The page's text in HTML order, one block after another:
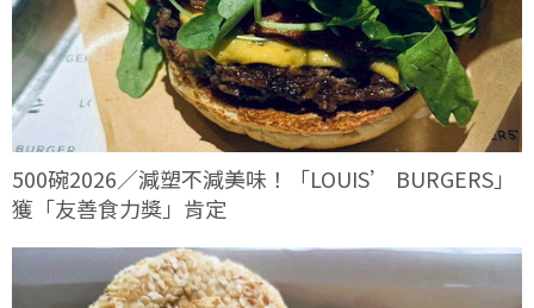
500碗2026／減塑不減美味！「LOUIS’ BURGERS」
獲「友善食力獎」肯定